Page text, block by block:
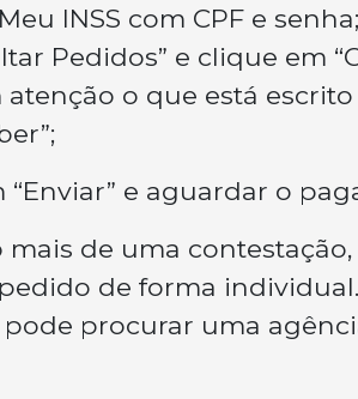
INSS com CPF e senha;
Pedidos” e clique em
o que está escrito
e aguardar o
de uma
de forma
procurar uma